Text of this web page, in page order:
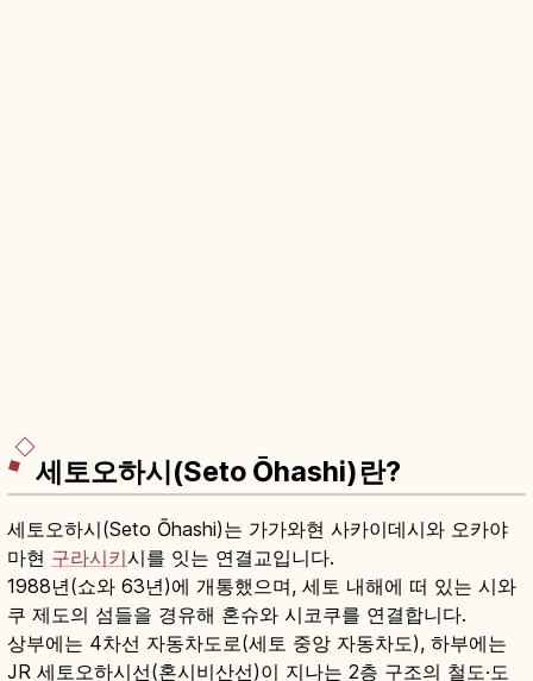
세토오하시(Seto Ōhashi)란?
세토오하시(Seto Ōhashi)는 가가와현 사카이데시와 오카야
마현 구라시키시를 잇는 연결교입니다.
1988년(쇼와 63년)에 개통했으며, 세토 내해에 떠 있는 시와
쿠 제도의 섬들을 경유해 혼슈와 시코쿠를 연결합니다.
상부에는 4차선 자동차도로(세토 중앙 자동차도), 하부에는
JR 세토오하시선(혼시비산선)이 지나는 2층 구조의 철도·도